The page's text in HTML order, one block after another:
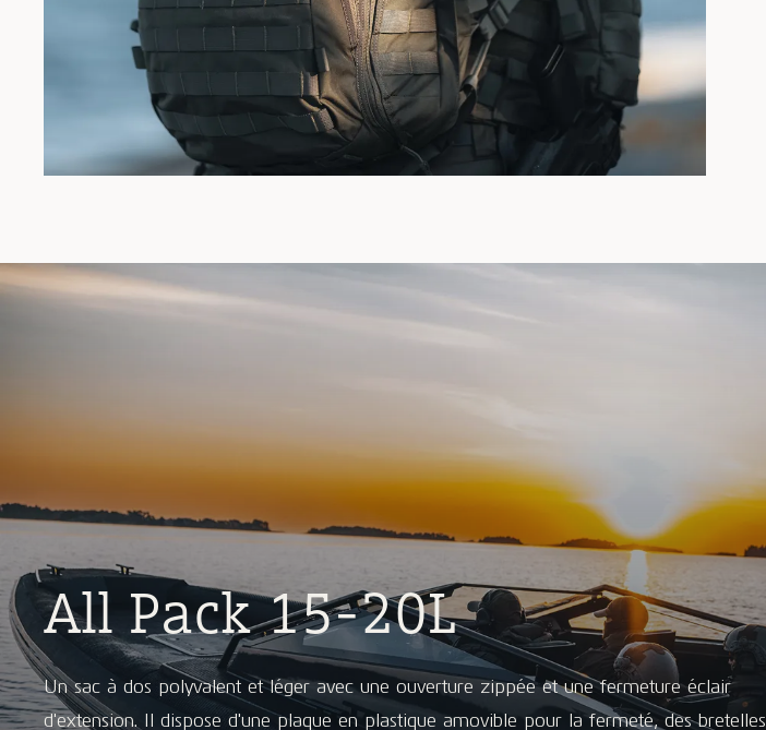
All Pack 15-20L
Un sac à dos polyvalent et léger avec une ouverture zippée et une fermeture éclair
d'extension. Il dispose d'une plaque en plastique amovible pour la fermeté, des bretelles